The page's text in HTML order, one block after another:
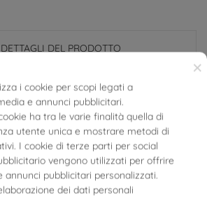
DETTAGLI DEL PRODOTTO
02671499
1 Articolo
1.53 g
×
i cookie per scopi legati a
e annunci pubblicitari.
ha tra le varie finalità quella di
utente unica e mostrare metodi di
I cookie di terze parti per social
vengono utilizzati per offrire
annunci pubblicitari personalizzati.
dei dati personali